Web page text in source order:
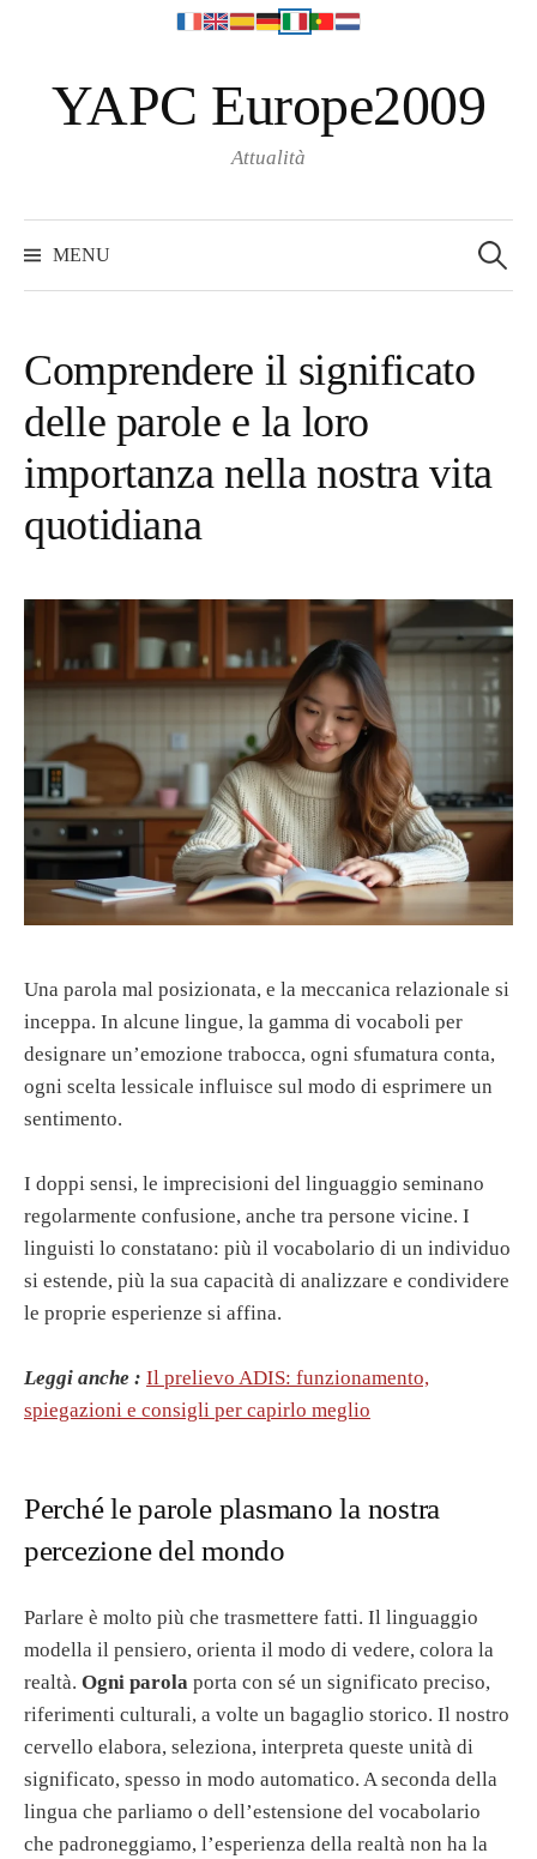
o
c
e
n
YAPC Europe2009
Attualità
MENU
e
a
r
Comprendere il significato
delle parole e la loro
importanza nella nostra vita
quotidiana
Una parola mal posizionata, e la meccanica relazionale si
inceppa. In alcune lingue, la gamma di vocaboli per
designare un’emozione trabocca, ogni sfumatura conta,
ogni scelta lessicale influisce sul modo di esprimere un
sentimento.
I doppi sensi, le imprecisioni del linguaggio seminano
regolarmente confusione, anche tra persone vicine. I
linguisti lo constatano: più il vocabolario di un individuo
si estende, più la sua capacità di analizzare e condividere
le proprie esperienze si affina.
Leggi anche : Il prelievo ADIS: funzionamento,
spiegazioni e consigli per capirlo meglio
Perché le parole plasmano la nostra
percezione del mondo
Parlare è molto più che trasmettere fatti. Il linguaggio
modella il pensiero, orienta il modo di vedere, colora la
realtà. Ogni parola porta con sé un significato preciso,
riferimenti culturali, a volte un bagaglio storico. Il nostro
cervello elabora, seleziona, interpreta queste unità di
significato, spesso in modo automatico. A seconda della
lingua che parliamo o dell’estensione del vocabolario
che padroneggiamo, l’esperienza della realtà non ha la